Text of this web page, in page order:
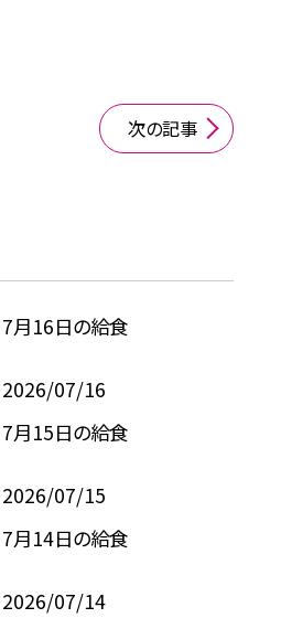
次の記事
7月16日の給食
2026/07/16
7月15日の給食
2026/07/15
7月14日の給食
2026/07/14